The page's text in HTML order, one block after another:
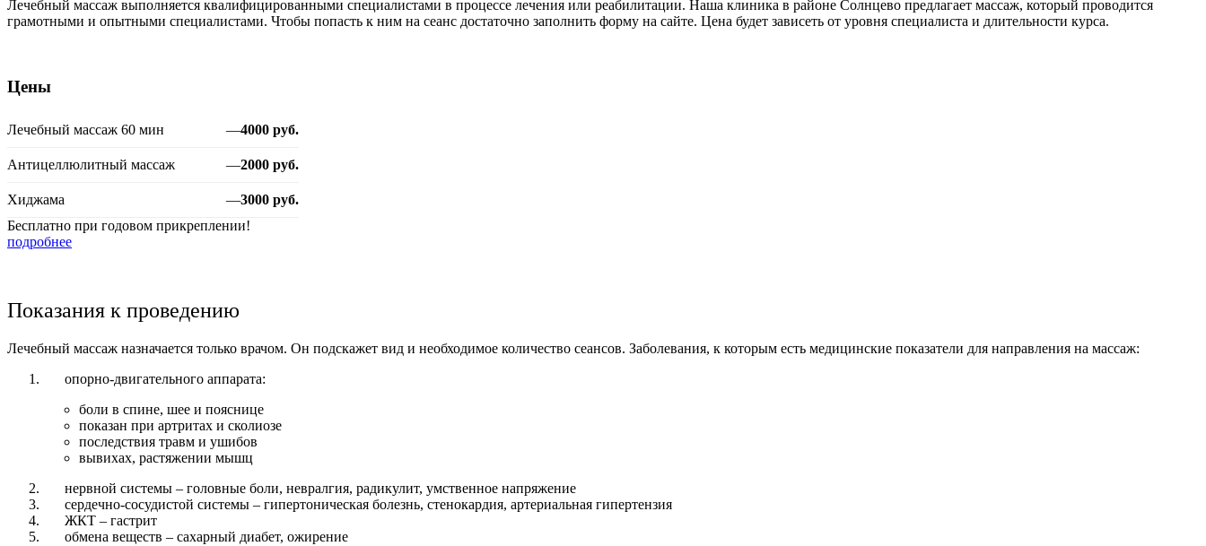
Лечебный массаж выполняется квалифицированными специалистами в процессе лечения или реабилитации. Наша клиника в районе Солнцево предлагает массаж, который проводится
грамотными и опытными специалистами. Чтобы попасть к ним на сеанс достаточно заполнить форму на сайте. Цена будет зависеть от уровня специалиста и длительности курса.
Цены
Лечебный массаж 60 мин —4000 руб.
Антицеллюлитный массаж —2000 руб.
Хиджама —3000 руб.
Бесплатно при годовом прикреплении!
подробнее
Показания к проведению
Лечебный массаж назначается только врачом. Он подскажет вид и необходимое количество сеансов. Заболевания, к которым есть медицинские показатели для направления на массаж:
опорно-двигательного аппарата:
боли в спине, шее и пояснице
показан при артритах и сколиозе
последствия травм и ушибов
вывихах, растяжении мышц
нервной системы – головные боли, невралгия, радикулит, умственное напряжение
сердечно-сосудистой системы – гипертоническая болезнь, стенокардия, артериальная гипертензия
ЖКТ – гастрит
обмена веществ – сахарный диабет, ожирение